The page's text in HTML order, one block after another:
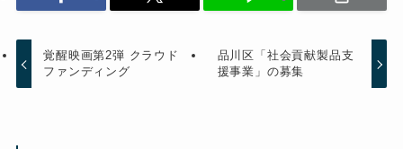
覚醒映画第2弾 クラウド
ファンディング
品川区「社会貢献製品支
援事業」の募集